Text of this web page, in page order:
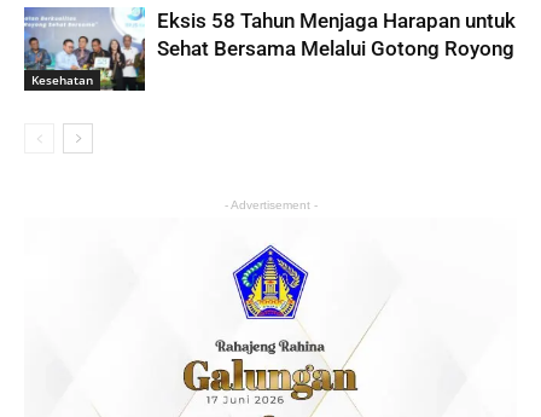
Kesehatan
Eksis 58 Tahun Menjaga Harapan untuk
Sehat Bersama Melalui Gotong Royong
- Advertisement -